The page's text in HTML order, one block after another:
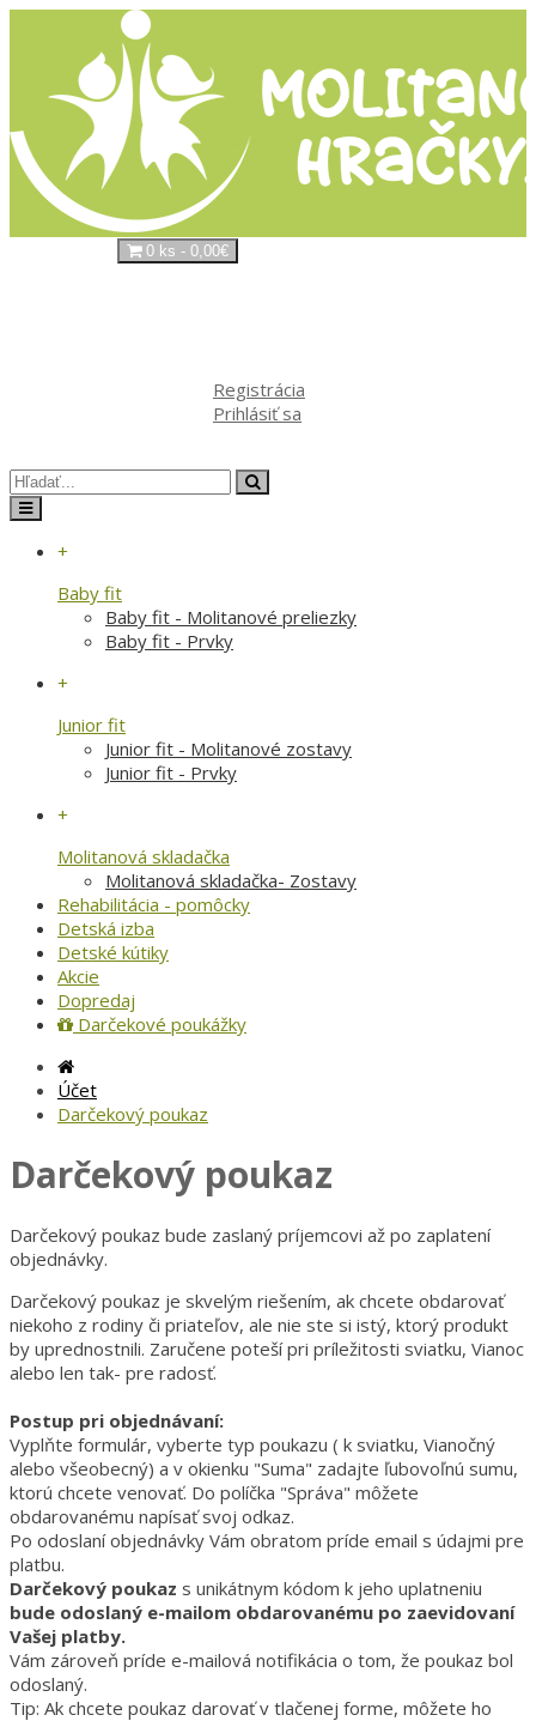
0 ks - 0,00€
Registrácia
Prihlásiť sa
+
Baby fit
Baby fit - Molitanové preliezky
Baby fit - Prvky
+
Junior fit
Junior fit - Molitanové zostavy
Junior fit - Prvky
+
Molitanová skladačka
Molitanová skladačka- Zostavy
Rehabilitácia - pomôcky
Detská izba
Detské kútiky
Akcie
Dopredaj
Darčekové poukážky
Účet
Darčekový poukaz
Darčekový poukaz
Darčekový poukaz bude zaslaný príjemcovi až po zaplatení
objednávky.
Darčekový poukaz je skvelým riešením, ak chcete obdarovať
niekoho z rodiny či priateľov, ale nie ste si istý, ktorý produkt
by uprednostnili. Zaručene poteší pri príležitosti sviatku, Vianoc
alebo len tak- pre radosť.
Postup pri objednávaní:
Vyplňte formulár, vyberte typ poukazu ( k sviatku, Vianočný
alebo všeobecný) a v okienku "Suma" zadajte ľubovoľnú sumu,
ktorú chcete venovať. Do políčka "Správa" môžete
obdarovanému napísať svoj odkaz.
Po odoslaní objednávky Vám obratom príde email s údajmi pre
platbu.
Darčekový poukaz s unikátnym kódom k jeho uplatneniu
bude odoslaný e-mailom obdarovanému po zaevidovaní
Vašej platby.
Vám zároveň príde e-mailová notifikácia o tom, že poukaz bol
odoslaný.
Tip: Ak chcete poukaz darovať v tlačenej forme, môžete ho